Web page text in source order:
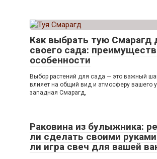
Как выбрать тую Смарагд
своего сада:
особенности
Выбор растений для сада — это важный
влияет на общий вид и атмосферу вашего
западная Смарагд,
Раковина из булыжника:
ли сделать своими
ли игра свеч для вашей